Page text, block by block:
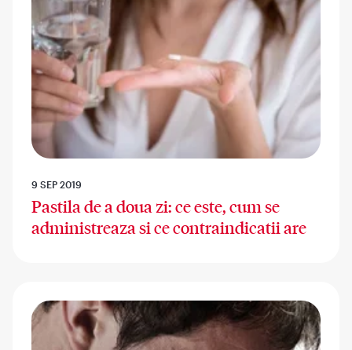
9 SEP 2019
Pastila de a doua zi: ce este, cum se
administreaza si ce contraindicatii are